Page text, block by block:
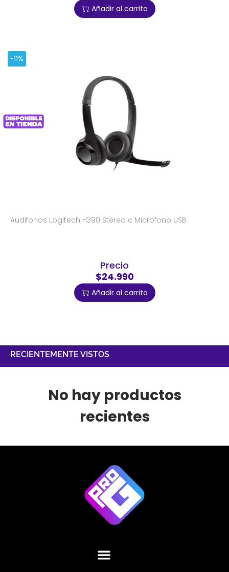
Añadir al carrito
-11%
Audifonos Logitech H390 Stereo c Microfono USB
Precio
$24.990
Añadir al carrito
RECIENTEMENTE VISTOS
No hay productos
recientes